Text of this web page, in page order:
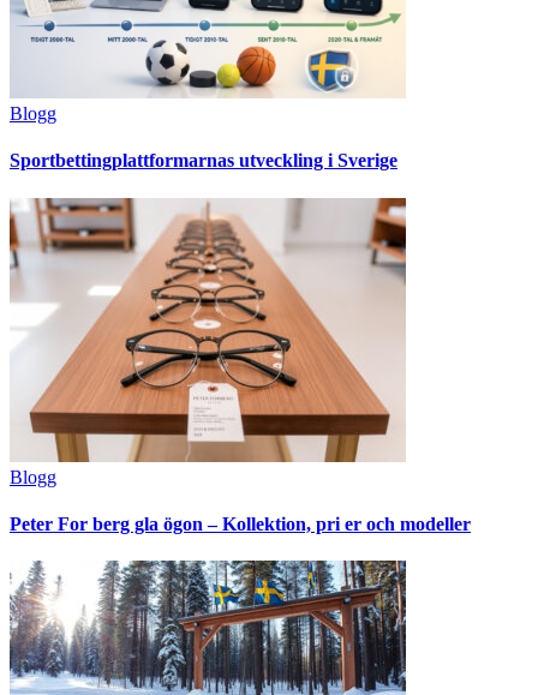
Blogg
Sportbettingplattformarnas utveckling i Sverige
Blogg
Peter For berg gla ögon – Kollektion, pri er och modeller